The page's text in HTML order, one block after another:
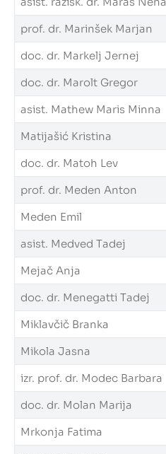
prof. dr. Marinšek Marjan
doc. dr. Markelj Jernej
doc. dr. Marolt Gregor
asist. Mathew Maris Minna
Matijašić Kristina
doc. dr. Matoh Lev
prof. dr. Meden Anton
Meden Emil
asist. Medved Tadej
Mejač Anja
doc. dr. Menegatti Tadej
Miklavčič Branka
Mikola Jasna
izr. prof. dr. Modec Barbara
doc. dr. Molan Marija
Mrkonja Fatima